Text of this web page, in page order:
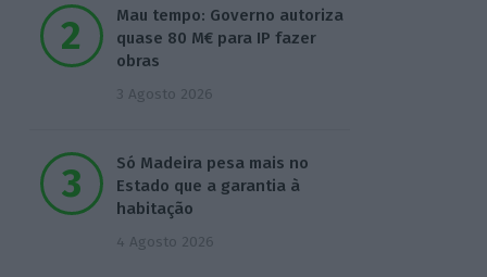
Mau tempo: Governo autoriza
quase 80 M€ para IP fazer
obras
3 Agosto 2026
Só Madeira pesa mais no
Estado que a garantia à
habitação
4 Agosto 2026